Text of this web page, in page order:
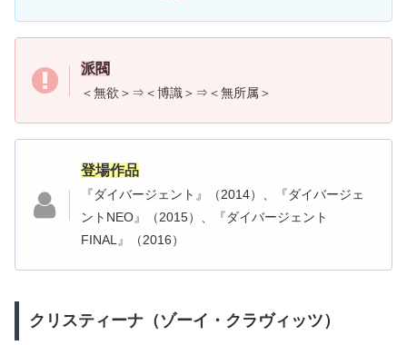
派閥
＜無欲＞⇒＜博識＞⇒＜無所属＞
登場作品
『ダイバージェント』（2014）、『ダイバージェ
ントNEO』（2015）、『ダイバージェント
FINAL』（2016）
クリスティーナ（ゾーイ・クラヴィッツ）